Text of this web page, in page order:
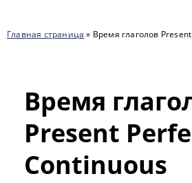
Главная страница » Время глаголов
Время
Present
Continuous